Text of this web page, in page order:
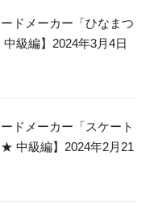
ドメーカー「ひなまつ
級編】2024年3月4日
ドメーカー「スケート
中級編】2024年2月21